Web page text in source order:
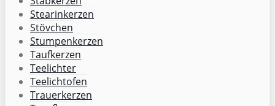
Stearinkerzen
Stövchen
Stumpenkerzen
Taufkerzen
Teelichter
Teelichtofen
Trauerkerzen